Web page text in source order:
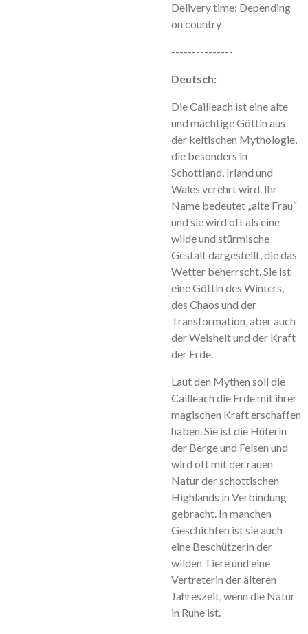
Delivery time: Depending
on country
---------------
Deutsch:
Die Cailleach ist eine alte
und mächtige Göttin aus
der keltischen Mythologie,
die besonders in
Schottland, Irland und
Wales verehrt wird. Ihr
Name bedeutet „alte Frau“
und sie wird oft als eine
wilde und stürmische
Gestalt dargestellt, die das
Wetter beherrscht. Sie ist
eine Göttin des Winters,
des Chaos und der
Transformation, aber auch
der Weisheit und der Kraft
der Erde.
Laut den Mythen soll die
Cailleach die Erde mit ihrer
magischen Kraft erschaffen
haben. Sie ist die Hüterin
der Berge und Felsen und
wird oft mit der rauen
Natur der schottischen
Highlands in Verbindung
gebracht. In manchen
Geschichten ist sie auch
eine Beschützerin der
wilden Tiere und eine
Vertreterin der älteren
Jahreszeit, wenn die Natur
in Ruhe ist.